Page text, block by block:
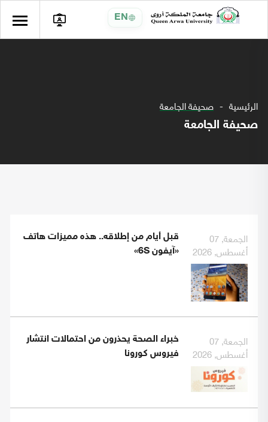
EN
الرئيسية صحيفة الجامعة
صحيفة الجامعة
الجمعة, 07
أغسطس, 2026
قبل أيام من إطلاقه.. هذه مميزات هاتف
«آيفون 6S»
الجمعة, 07
أغسطس, 2026
خبراء الصحة يحذرون من احتمالات انتشار
فيروس كورونا